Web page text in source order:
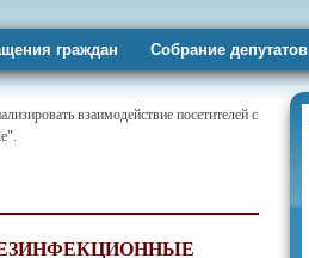
граждан Собрание депутатов
взаимодействие посетителей с